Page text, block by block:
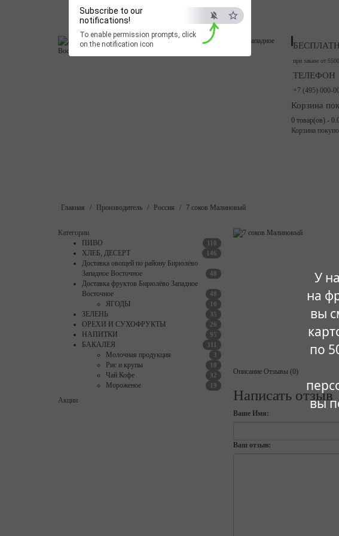
Запретить
У
на
вы
по
вы
Subscribe to our
notifications!
To enable permission prompts, click
on the notification icon
Корзина покупок
Оформить заказ
при заказе от
ТЕЛЕФОН
+7 (495) 000-
Корзина
0 товар(ов) -
Корзина
Главная Производитель Россия 7 соков Малиновый
Категории
ПИВО
110
ХЛЕБ, ДЕСЕРТ 146
Доставка овощей по району Бирюлёво
Западное Восточное
48
Доставка фруктов Бирюлёво Западное
Восточное
48
ЯГОДЫ 10
ЗЕЛЕНЬ 35
ОРЕХИ И СУХОФРУКТЫ 26
НАПИТКИ 95
БАКАЛЕЯ 311
Молочная продукция 3
Рис и крупы 10
Чай Кофе 32
Мороженое 19
Акции
Описание Отзывы (0)
Написать отзыв
Ваше Имя:
Ваш отзыв: